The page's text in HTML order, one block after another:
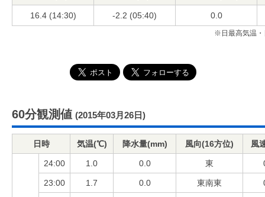
16.4 (14:30) -2.2 (05:40) 0.0
※日最高気温・
60分観測値 (2015年03月26日)
日時 気温(℃) 降水量(mm) 風向(16方位) 風
24:00 1.0 0.0 東
23:00 1.7 0.0 東南東